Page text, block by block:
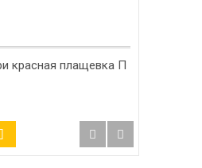
красная плащевка П